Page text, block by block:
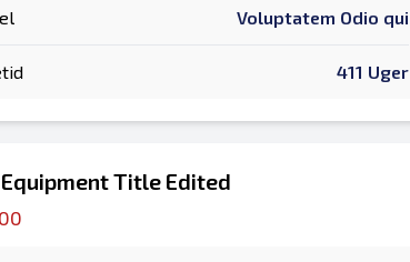
Voluptatem Odio qui
411 Uger
Title Edited